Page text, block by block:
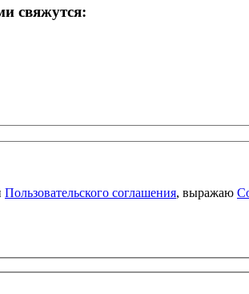
свяжутся:
Пользовательского соглашения, выражаю